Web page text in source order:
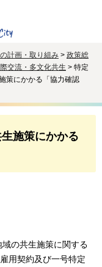
計画・取り組み > 政策総
際交流・多文化共生 > 特定
策にかかる「協力確認
施策にかかる
の共生施策に関する
用契約及び一号特定